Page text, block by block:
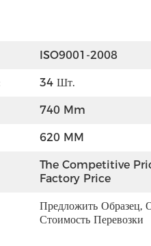
ISO9001-2008
34 Шт.
740 Mm
620 MM
The Competitive
Factory Price
Предложить Образец,
Стоимость Перевозки